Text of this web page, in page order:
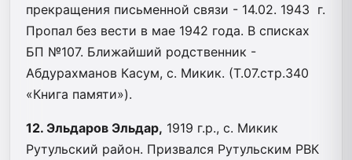
прекращения письменной связи - 14.02. 1943 г.
Пропал без вести в мае 1942 года. В списках
БП №107. Ближайший родственник -
Абдурахманов Касум, с. Микик. (Т.07.стр.340
«Книга памяти»).
12. Эльдаров Эльдар, 1919 г.р., с. Микик
Рутульский район. Призвался Рутульским РВК